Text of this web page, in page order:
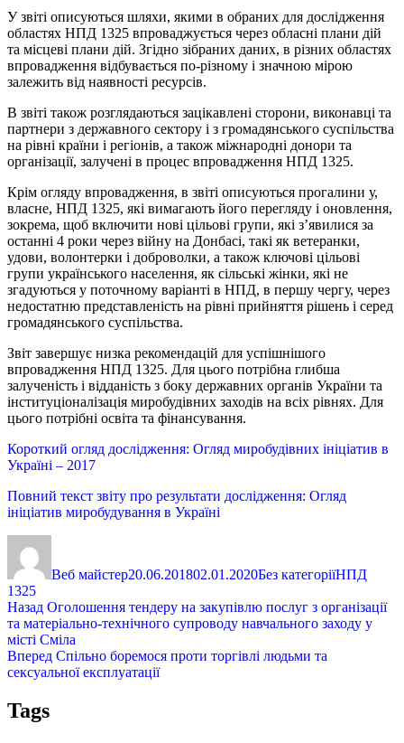
У звіті описуються шляхи, якими в обраних для дослідження
областях НПД 1325 впроваджується через обласні плани дій
та місцеві плани дій. Згідно зібраних даних, в різних областях
впровадження відбувається по-різному і значною мірою
залежить від наявності ресурсів.
В звіті також розглядаються зацікавлені сторони, виконавці та
партнери з державного сектору і з громадянського суспільства
на рівні країни і регіонів, а також міжнародні донори та
організації, залучені в процес впровадження НПД 1325.
Крім огляду впровадження, в звіті описуються прогалини у,
власне, НПД 1325, які вимагають його перегляду і оновлення,
зокрема, щоб включити нові цільові групи, які з’явилися за
останні 4 роки через війну на Донбасі, такі як ветеранки,
удови, волонтерки і доброволки, а також ключові цільові
групи українського населення, як сільські жінки, які не
згадуються у поточному варіанті в НПД, в першу чергу, через
недостатню представленість на рівні прийняття рішень і серед
громадянського суспільства.
Звіт завершує низка рекомендацій для успішнішого
впровадження НПД 1325. Для цього потрібна глибша
залученість і відданість з боку державних органів України та
інституціоналізація миробудівних заходів на всіх рівнях. Для
цього потрібні освіта та фінансування.
Короткий огляд дослідження: Огляд миробудівних ініціатив в
Україні – 2017
Повний текст звіту про результати дослідження: Огляд
ініціатив миробудування в Україні
Веб майстер20.06.201802.01.2020Без категоріїНПД
1325
Навігація
записів
Назад Попередній
запис:
Оголошення тендеру на закупівлю послуг з організації
та матеріально-технічного супроводу навчального заходу у
місті Сміла
Вперед Наступний
запис:
Спільно боремося проти торгівлі людьми та
сексуальної експлуатації
Tags